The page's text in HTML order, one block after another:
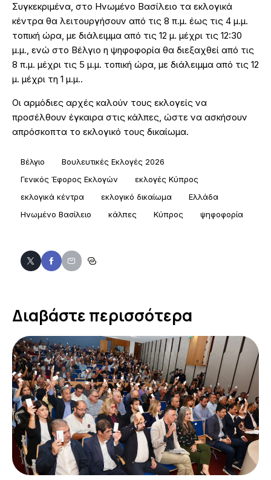
Συγκεκριμένα, στο Ηνωμένο Βασίλειο τα εκλογικά
κέντρα θα λειτουργήσουν από τις 8 π.μ. έως τις 4 μ.μ.
τοπική ώρα, με διάλειμμα από τις 12 μ. μέχρι τις 12:30
μ.μ., ενώ στο Βέλγιο η ψηφοφορία θα διεξαχθεί από τις
8 π.μ. μέχρι τις 5 μ.μ. τοπική ώρα, με διάλειμμα από τις 12
μ. μέχρι τη 1 μ.μ..
Οι αρμόδιες αρχές καλούν τους εκλογείς να
προσέλθουν έγκαιρα στις κάλπες, ώστε να ασκήσουν
απρόσκοπτα το εκλογικό τους δικαίωμα.
Βέλγιο
Βουλευτικές Εκλογές 2026
Γενικός Έφορος Εκλογών
εκλογές Κύπρος
εκλογικά κέντρα
εκλογικό δικαίωμα
Ελλάδα
Ηνωμένο Βασίλειο
κάλπες Κύπρος ψηφοφορία
Διαβάστε περισσότερα